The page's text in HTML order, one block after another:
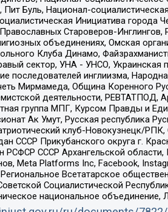
Буль, Национал-
Инициатива города
Староверов-
объединениях, Омская
Клуба Динамо,
сектор, УНА - УНСО, Украинская
последователей инглиизма,
Мирмамеда, Община Коренного
деятельности,
группа МПГ, Курсом Правды и
Ак Умут, Русская республика
клуб-Новокузнецк/
СССР Прикубанского округа г.
РСФСР СССР Архангельской
Meta Platforms Inc, Facebook,
Региональное Всетатарское
Социалистической
национальное объединение,